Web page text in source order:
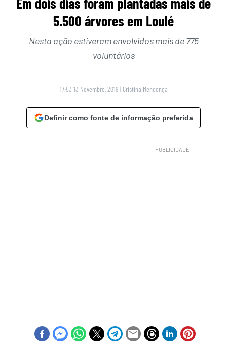
5.500 árvores em Loulé
Nesta ação estiveram envolvidos mais de 775
voluntários
17:53 13 Novembro, 2019 | Cristina Mendonça
Definir como fonte de informação preferida